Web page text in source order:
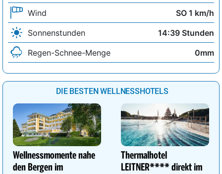
Wind
SO 1 km/h
Sonnenstunden
14:39 Stunden
Regen-Schnee-Menge
0mm
DIE BESTEN WELLNESSHOTELS
Wellnessmomente nahe
den Bergen im
Thermalhotel
LEITNER**** direkt im